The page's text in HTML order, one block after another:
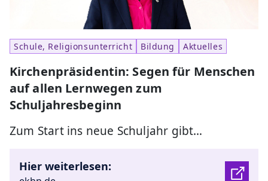
Schule, Religionsunterricht Bildung Aktuelles
Kirchenpräsidentin: Segen für Menschen
auf allen Lernwegen zum
Schuljahresbeginn
Zum Start ins neue Schuljahr gibt…
Hier weiterlesen: